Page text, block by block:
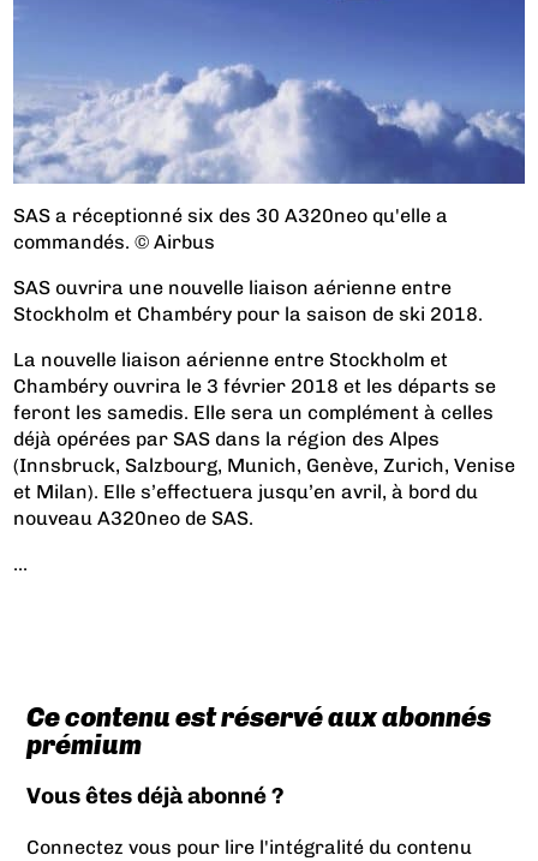
SAS a réceptionné six des 30 A320neo qu'elle a
commandés. © Airbus
SAS ouvrira une nouvelle liaison aérienne entre
Stockholm et Chambéry pour la saison de ski 2018.
La nouvelle liaison aérienne entre Stockholm et
Chambéry ouvrira le 3 février 2018 et les départs se
feront les samedis. Elle sera un complément à celles
déjà opérées par SAS dans la région des Alpes
(Innsbruck, Salzbourg, Munich, Genève, Zurich, Venise
et Milan). Elle s’effectuera jusqu’en avril, à bord du
nouveau A320neo de SAS.
...
Ce contenu est réservé aux abonnés
prémium
Vous êtes déjà abonné ?
Connectez vous pour lire l'intégralité du contenu